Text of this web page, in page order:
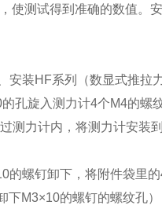
使测试得到准确的数值。
安装HF系列（数显式推拉
孔旋入测力计4个M4的螺
测力计内，将测力计安装
的螺钉卸下，将附件袋里
M3×10的螺钉的螺纹孔）